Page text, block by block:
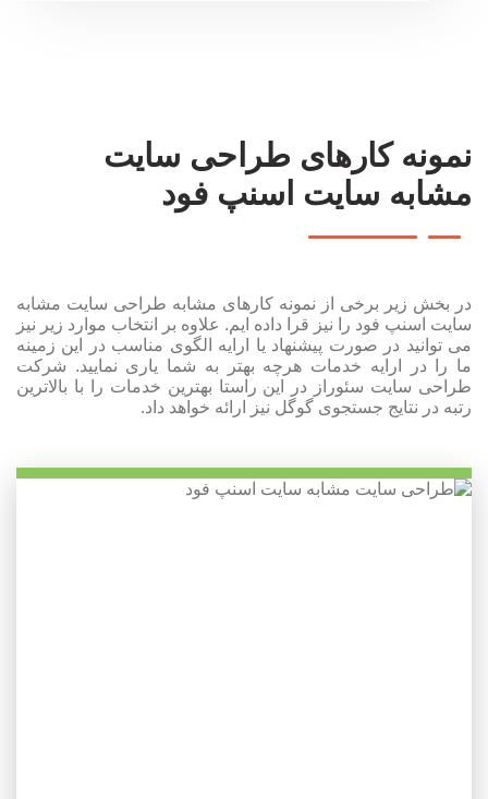
نمونه کارهای طراحی سایت
مشابه سایت اسنپ فود
در بخش زیر برخی از نمونه کارهای مشابه طراحی سایت مشابه
سایت اسنپ فود را نیز قرا داده ایم. علاوه بر انتخاب موارد زیر نیز
می توانید در صورت پیشنهاد یا ارایه الگوی مناسب در این زمینه
ما را در ارایه خدمات هرچه بهتر به شما یاری نمایید. شرکت
طراحی سایت سئوراز در این راستا بهترین خدمات را با بالاترین
رتبه در نتایج جستجوی گوگل نیز ارائه خواهد داد.